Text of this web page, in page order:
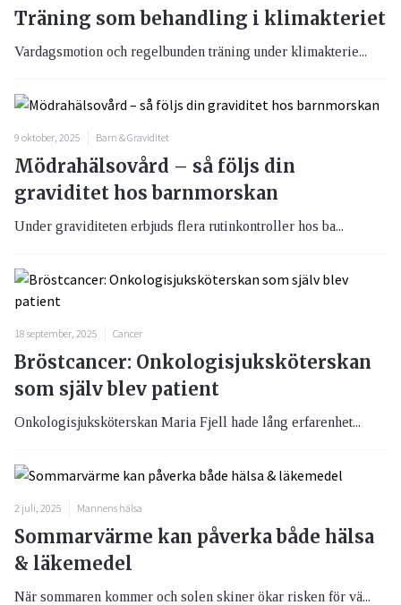
Träning som behandling i klimakteriet
Vardagsmotion och regelbunden träning under klimakterie...
9 oktober, 2025 Barn & Graviditet
Mödrahälsovård – så följs din
graviditet hos barnmorskan
Under graviditeten erbjuds flera rutinkontroller hos ba...
18 september, 2025 Cancer
Bröstcancer: Onkologisjuksköterskan
som själv blev patient
Onkologisjuksköterskan Maria Fjell hade lång erfarenhet...
2 juli, 2025 Mannens hälsa
Sommarvärme kan påverka både hälsa
& läkemedel
När sommaren kommer och solen skiner ökar risken för vä...